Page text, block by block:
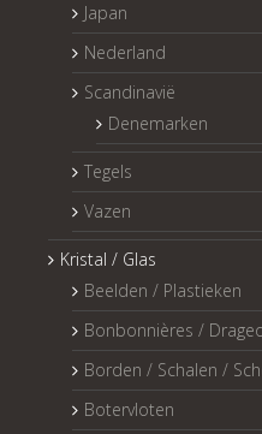
Japan
Nederland
Scandinavië
Denemarken
Tegels
Vazen
Kristal / Glas
Beelden / Plastieken
Bonbonnières /
Borden / Schalen /
Botervloten